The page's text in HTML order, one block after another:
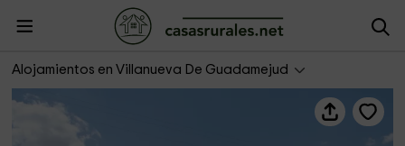
Alojamientos en Villanueva De Guadamejud